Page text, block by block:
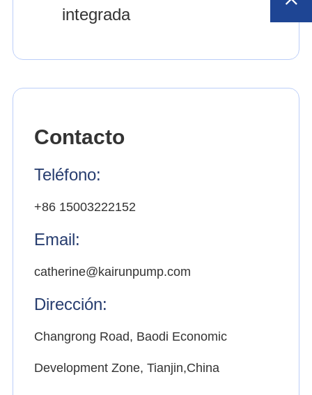
integrada
Contacto
Teléfono:
+86 15003222152
Email:
catherine@kairunpump.com
Dirección:
Changrong Road, Baodi Economic
Development Zone, Tianjin,China